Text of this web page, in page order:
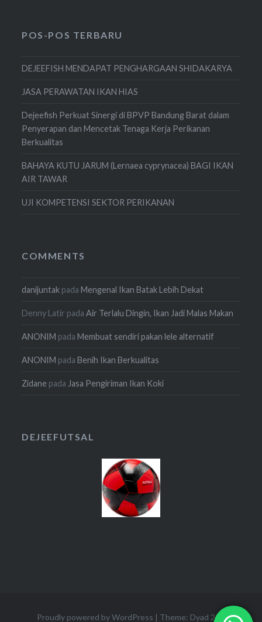
POS-POS TERBARU
DEJEEFISH MENDAPAT PENGHARGAAN SHIDAKARYA
JASA PERAWATAN IKAN HIAS
Dejeefish Perkuat Sinergi di BPVP Bandung Barat dalam
Penyerapan dan Mencetak Tenaga Kerja Perikanan
Berkualitas
BAHAYA KUTU JARUM (Lernaea cyprynacea) BAGI IKAN
AIR TAWAR
UJI KOMPETENSI SEKTOR PERIKANAN
COMMENTS
danijuntak padaMengenal Ikan Batak Lebih Dekat
Denny Latir padaAir Terlalu Dingin, Ikan Jadi Malas Makan
ANONIM padaMembuat sendiri pakan lele alternatif
ANONIM padaBenih Ikan Berkualitas
Zidane pada Jasa Pengiriman Ikan Koki
DEJEEFUTSAL
Proudly powered by WordPress | Theme: Dyad 2 by